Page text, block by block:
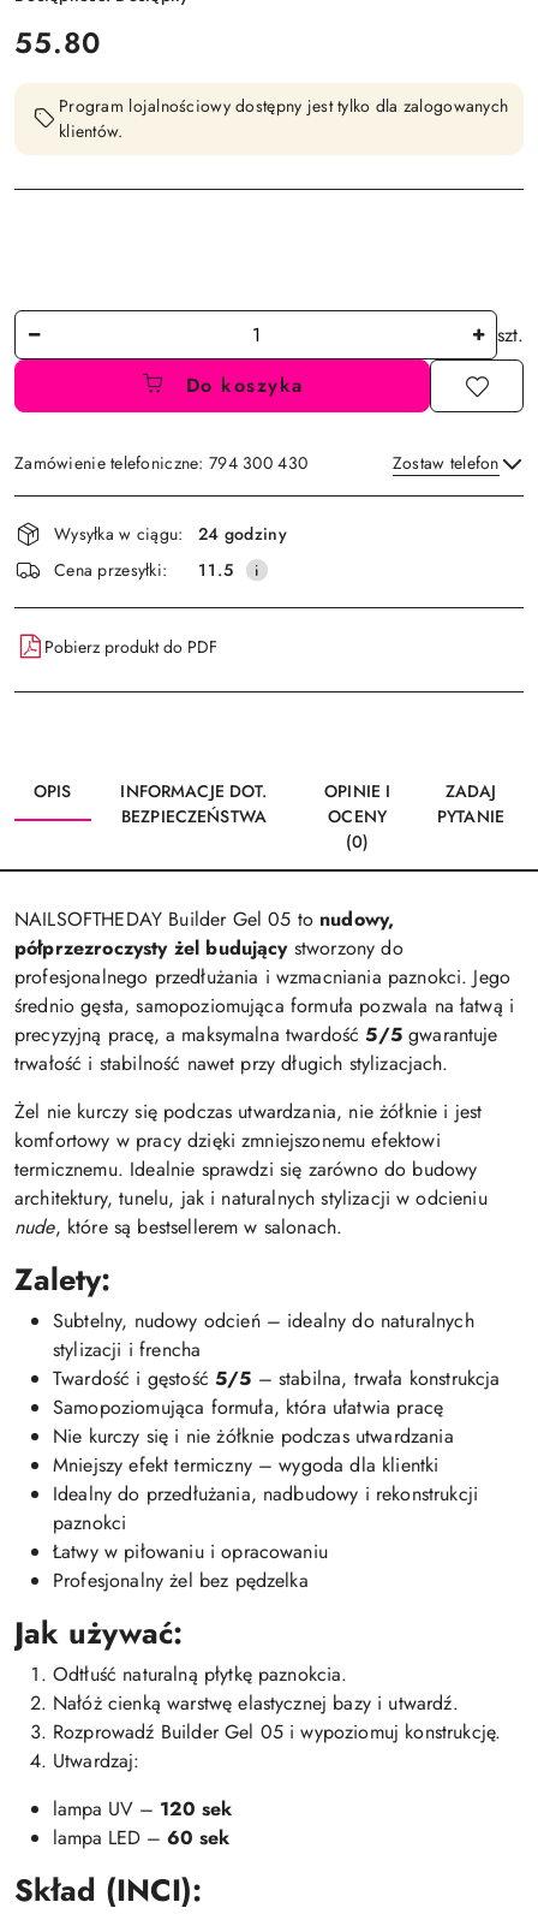
cena:
55.80
Program lojalnościowy dostępny jest tylko dla zalogowanych
klientów.
Ilość
szt.
Do koszyka
Zamówienie telefoniczne: 794 300 430 Zostaw telefon
Wyślij
Dostępność
i
dostawa
Wysyłka w ciągu:
24 godziny
Cena przesyłki:
11.5
Pobierz produkt do PDF
OPIS
INFORMACJE DOT.
BEZPIECZEŃSTWA
OPINIE I
OCENY
(0)
ZADAJ
PYTANIE
NAILSOFTHEDAY Builder Gel 05 to nudowy,
półprzezroczysty żel budującystworzony do
profesjonalnego przedłużania i wzmacniania paznokci. Jego
średnio gęsta, samopoziomująca formuła pozwala na łatwą i
precyzyjną pracę, a maksymalna twardość5/5gwarantuje
trwałość i stabilność nawet przy długich stylizacjach.
Żel nie kurczy się podczas utwardzania, nie żółknie i jest
komfortowy w pracy dzięki zmniejszonemu efektowi
termicznemu. Idealnie sprawdzi się zarówno do budowy
architektury, tunelu, jak i naturalnych stylizacji w odcieniu
nude, które są bestsellerem w salonach.
Zalety:
Subtelny, nudowy odcień – idealny do naturalnych
stylizacji i frencha
Twardość i gęstość5/5 – stabilna, trwała konstrukcja
Samopoziomująca formuła, która ułatwia pracę
Nie kurczy się i nie żółknie podczas utwardzania
Mniejszy efekt termiczny – wygoda dla klientki
Idealny do przedłużania, nadbudowy i rekonstrukcji
paznokci
Łatwy w piłowaniu i opracowaniu
Profesjonalny żel bez pędzelka
Jak używać:
Odtłuść naturalną płytkę paznokcia.
Nałóż cienką warstwę elastycznej bazy i utwardź.
Rozprowadź Builder Gel 05 i wypoziomuj konstrukcję.
Utwardzaj:
lampa UV – 120 sek
lampa LED – 60 sek
Skład (INCI):